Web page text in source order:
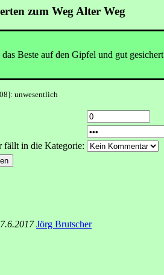
zum Weg Alter Weg
das Beste auf den Gipfel und gut gesichert
unwesentlich
fällt in die Kategorie:
Jörg Brutscher